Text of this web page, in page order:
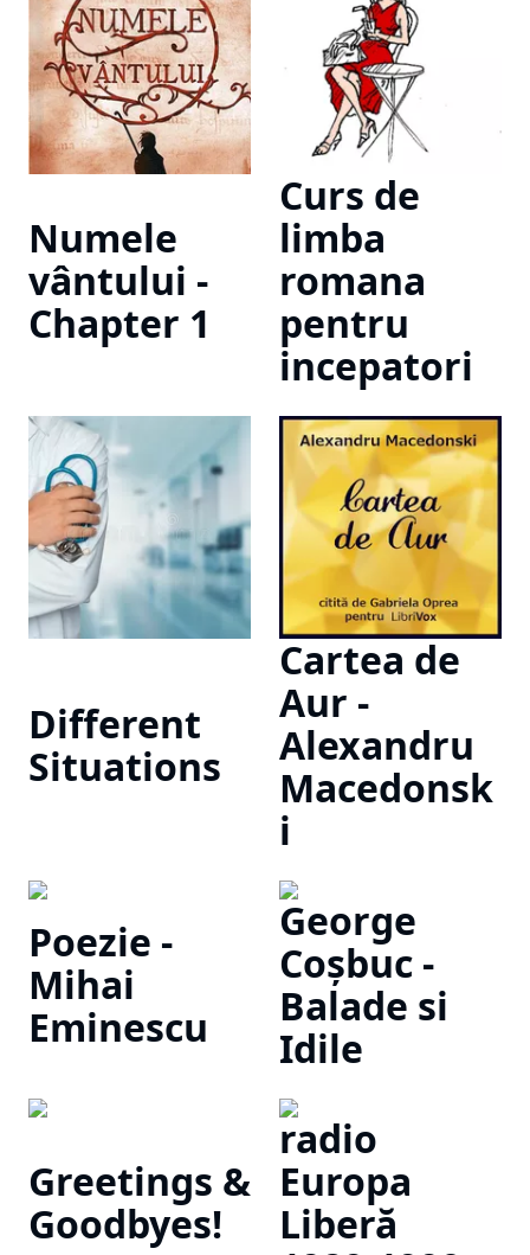
Numele
vântului -
Chapter 1
Curs de
limba
romana
pentru
incepatori
Different
Situations
Cartea de
Aur -
Alexandru
Macedonsk
i
Poezie -
Mihai
Eminescu
George
Coșbuc -
Balade si
Idile
Greetings &
Goodbyes!
radio
Europa
Liberă